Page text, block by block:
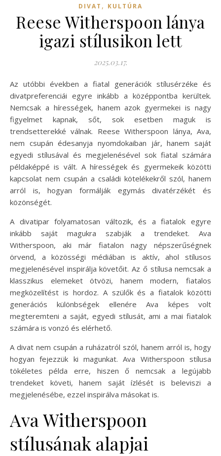
DIVAT , KULTÚRA
Reese Witherspoon lánya
igazi stílusikon lett
2025.03.17.
Az utóbbi években a fiatal generációk stílusérzéke és
divatpreferenciái egyre inkább a középpontba kerültek.
Nemcsak a hírességek, hanem azok gyermekei is nagy
figyelmet kapnak, sőt, sok esetben maguk is
trendsetterekké válnak. Reese Witherspoon lánya, Ava,
nem csupán édesanyja nyomdokaiban jár, hanem saját
egyedi stílusával és megjelenésével sok fiatal számára
példaképpé is vált. A hírességek és gyermekeik közötti
kapcsolat nem csupán a családi kötelékekről szól, hanem
arról is, hogyan formálják egymás divatérzékét és
közönségét.
A divatipar folyamatosan változik, és a fiatalok egyre
inkább saját magukra szabják a trendeket. Ava
Witherspoon, aki már fiatalon nagy népszerűségnek
örvend, a közösségi médiában is aktív, ahol stílusos
megjelenésével inspirálja követőit. Az ő stílusa nemcsak a
klasszikus elemeket ötvözi, hanem modern, fiatalos
megközelítést is hordoz. A szülők és a fiatalok közötti
generációs különbségek ellenére Ava képes volt
megteremteni a saját, egyedi stílusát, ami a mai fiatalok
számára is vonzó és elérhető.
A divat nem csupán a ruházatról szól, hanem arról is, hogy
hogyan fejezzük ki magunkat. Ava Witherspoon stílusa
tökéletes példa erre, hiszen ő nemcsak a legújabb
trendeket követi, hanem saját ízlését is beleviszi a
megjelenésébe, ezzel inspirálva másokat is.
Ava Witherspoon
stílusának alapjai